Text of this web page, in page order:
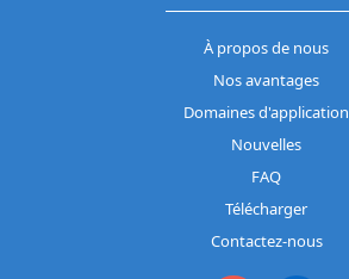
À propos de nous
Nos avantages
Domaines d'application
Nouvelles
FAQ
Télécharger
Contactez-nous